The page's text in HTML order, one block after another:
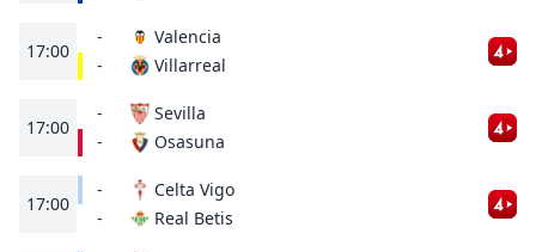
17:00
-
-
Valencia
Villarreal
17:00
-
-
Sevilla
Osasuna
17:00
-
-
Celta Vigo
Real Betis